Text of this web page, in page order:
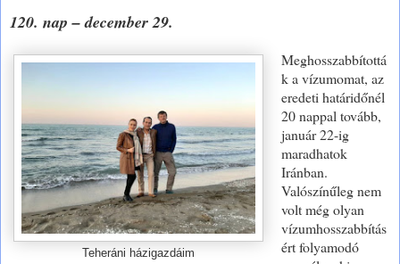
120. nap – december 29.
Teheráni házigazdáim
Meghosszabbítottá
k a vízumomat, az
eredeti határidőnél
20 nappal tovább,
január 22-ig
maradhatok
Iránban.
Valószínűleg nem
volt még olyan
vízumhosszabbítás
ért folyamodó